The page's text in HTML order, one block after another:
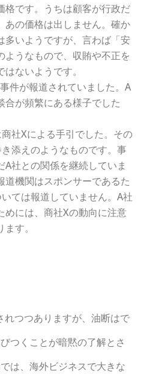
格です。うちは顧客が行政だ
あの価格は出しません。確か
多いようですが、言わば「安
ようなもので、収賄や不正を
ないようです。
件が報道されていました。A
合が頻繁にある様子でした
社Xによる手引でした。その
添えのようなものです。事
A社との関係を継続していま
道機関はスポンサーであるた
ては報道していません。A社
めには、商社Xの動向に注意
す。
れつつありますが、油断はで
つくことが暗黙の了解とさ
は、海外ビジネスで大きな